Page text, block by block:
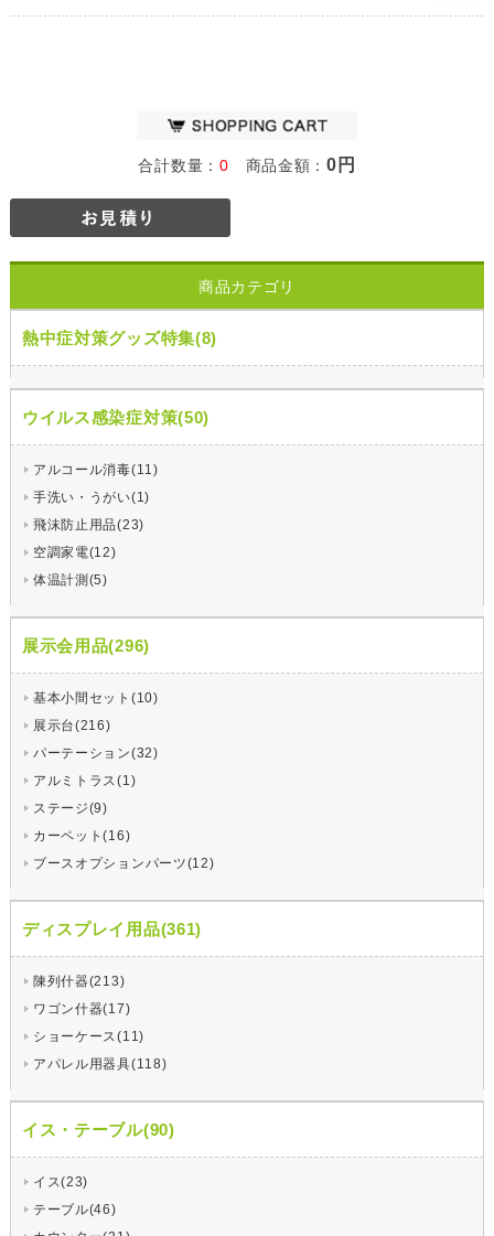
合計数量： 0 商品金額：0円
商品カテゴリ
熱中症対策グッズ特集(8)
ウイルス感染症対策(50)
アルコール消毒(11)
手洗い・うがい(1)
飛沫防止用品(23)
空調家電(12)
体温計測(5)
展示会用品(296)
基本小間セット(10)
展示台(216)
パーテーション(32)
アルミトラス(1)
ステージ(9)
カーペット(16)
ブースオプションパーツ(12)
ディスプレイ用品(361)
陳列什器(213)
ワゴン什器(17)
ショーケース(11)
アパレル用器具(118)
イス・テーブル(90)
イス(23)
テーブル(46)